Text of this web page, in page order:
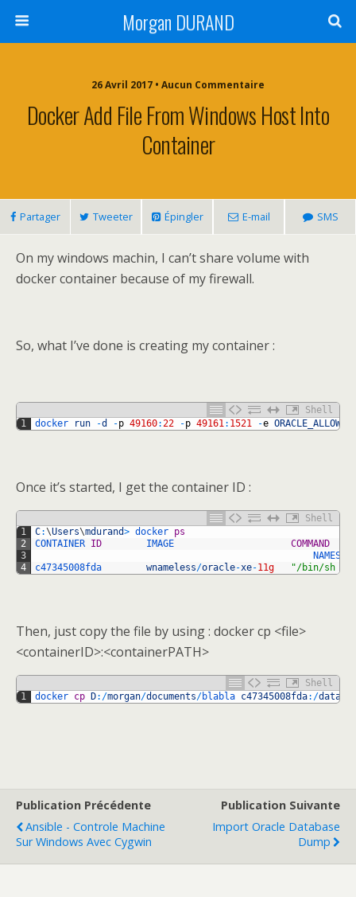
Morgan DURAND
26 Avril 2017 • Aucun Commentaire
Docker Add File From Windows Host Into
Container
Partager Tweeter Épingler E-mail SMS
On my windows machin, I can’t share volume with
docker container because of my firewall.
So, what I’ve done is creating my container :
Shell
1
docker run -d -p 49160:22 -p 49161: 1521 -e
Once it’s started, I get the container ID :
Shell
1
2
3
4
C:\Users\mdurand> docker ps
CONTAINER ID IMAGE COMMAND
NAMES
c47345008fda wnameless/oracle-xe-11g "/bin/sh -
Then, just copy the file by using : docker cp <file>
<containerID>:<containerPATH>
Shell
1
docker cp D: /morgan/documents/blabla c47345008fda: /data
Publication Précédente
Ansible - Controle Machine
Sur Windows Avec Cygwin
Publication Suivante
Import Oracle Database
Dump